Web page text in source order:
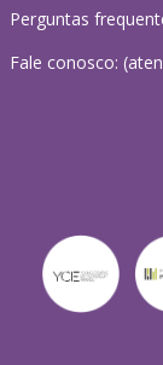
Perguntas
Fale conosco: